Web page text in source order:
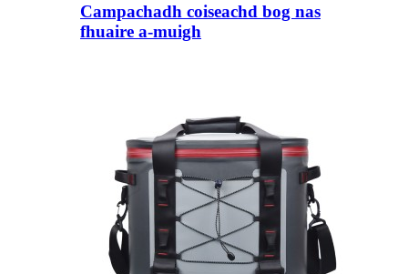
Campachadh coiseachd bog nas
fhuaire a-muigh